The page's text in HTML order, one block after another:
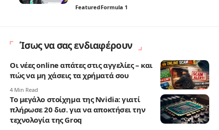
FeaturedFormula 1
Ίσως να σας ενδιαφέρουν
Οι νέες online απάτες στις αγγελίες – και
πώς να μη χάσεις τα χρήματά σου
4 Min Read
Το μεγάλο στοίχημα της Nvidia: γιατί
πλήρωσε 20 δισ. για να αποκτήσει την
τεχνολογία της Groq